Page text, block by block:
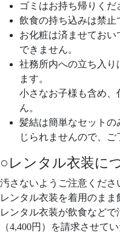
ゴミはお持ち帰りくだ
飲食の持ち込みは禁止
お化粧は済ませてお
できません。
社務所内への立ち入り
ます。
小さなお子様も含め
ん。
髪結は簡単なセット
じられませんので、ご
○レンタル衣装に
汚さないようご注意くださ
レンタル衣装を着用のまま
レンタル衣装が飲食など
（4,400円）を請求させて